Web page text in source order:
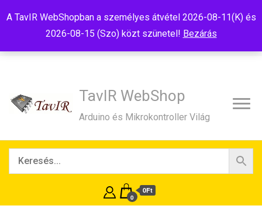
A TavIR WebShopban a személyes átvétel 2026-08-11(K) és
2026-08-15 (Szo) közt szünetel! Bezárás
TavIR WebShop
Arduino és Mikrokontroller Világ
0
0Ft